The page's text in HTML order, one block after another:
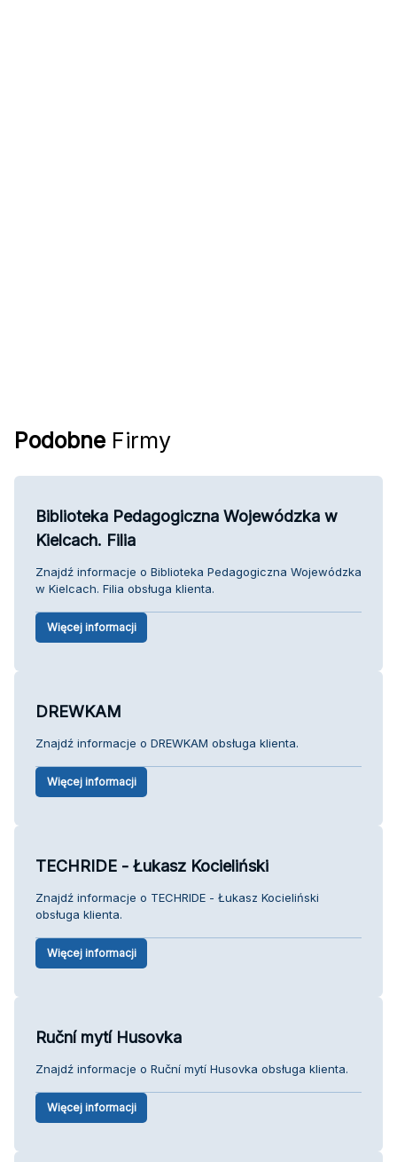
Podobne Firmy
Biblioteka Pedagogiczna Wojewódzka w
Kielcach. Filia
Znajdź informacje o Biblioteka Pedagogiczna Wojewódzka
w Kielcach. Filia obsługa klienta.
Więcej informacji
DREWKAM
Znajdź informacje o DREWKAM obsługa klienta.
Więcej informacji
TECHRIDE - Łukasz Kocieliński
Znajdź informacje o TECHRIDE - Łukasz Kocieliński
obsługa klienta.
Więcej informacji
Ruční mytí Husovka
Znajdź informacje o Ruční mytí Husovka obsługa klienta.
Więcej informacji